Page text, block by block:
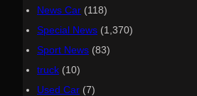
News Car (118)
Special News (1,370)
Sport News (83)
truck (10)
Used Car (7)